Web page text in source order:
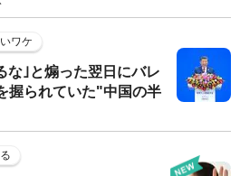
ワケ
な｣と煽った翌日にバレ
握られていた"中国の半